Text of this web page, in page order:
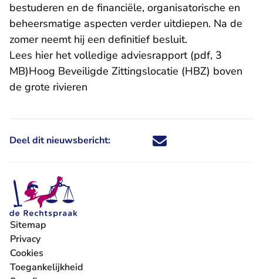
bestuderen en de financiële, organisatorische en
beheersmatige aspecten verder uitdiepen. Na de
zomer neemt hij een definitief besluit.
Lees hier hetvolledige adviesrapport (pdf, 3
MB)Hoog Beveiligde Zittingslocatie (HBZ) boven
de grote rivieren
Deel dit nieuwsbericht: Deel dit nieuwsbericht via X -
Deel dit nieuwsbericht via
Deel dit nieuwsbericht
Deel dit
Sitemap
Privacy
Cookies
Toegankelijkheid